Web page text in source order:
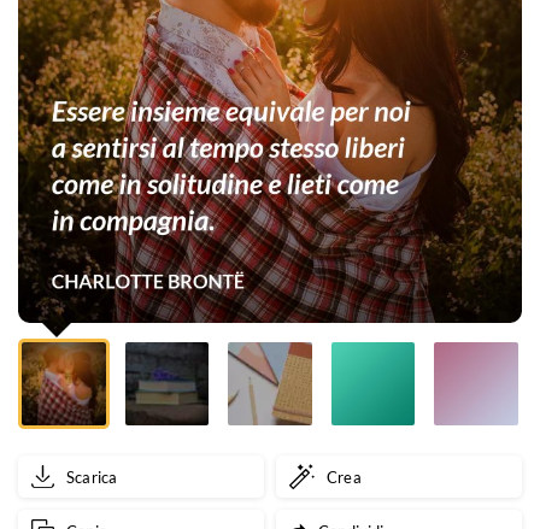
noi
a
sentirsi
al
tempo
stesso
liberi
come
in
solitudine
e
Scarica Crea